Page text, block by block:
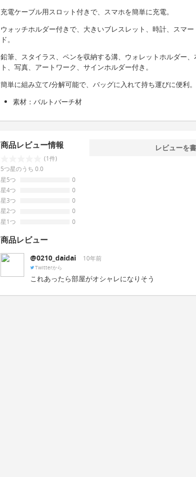
充電ケーブル用スロット付きで、スマホを簡単に充電。
ウォッチホルダー付きで、大きいブレスレット、時計、スマ
ド。
鉛筆、スタイラス、ペンを収納する溝、ウォレットホルダー
ト、写真、アートワーク、サインホルダー付き。
簡単に組み立て/分解可能で、バッグに入れて持ち運びに便利。
素材：バルトバーチ材
商品レビュー情報
(1件)
5つ星のうち 0.0
星5つ
0
星4つ
0
星3つ
0
星2つ
0
星1つ
0
レビューを
商品レビュー
@0210_daidai 10年前
Twitterから
これあったら部屋がオシャレになりそう